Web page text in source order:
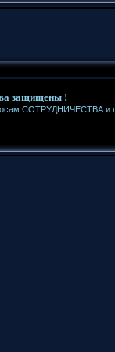
защищены !
СОТРУДНИЧЕСТВА и